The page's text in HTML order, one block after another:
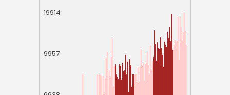
19914
9957